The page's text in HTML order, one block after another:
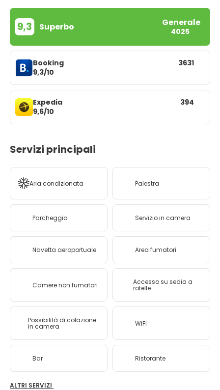
9,3 Superbo Generale
4025
Booking
9,3/10
3631
Expedia
9,6/10
394
Servizi principali
Aria condizionata Palestra
Parcheggio Servizio in camera
Navetta aeroportuale Area fumatori
Camere non fumatori Accesso su sedia a
rotelle
Possibilità di colazione
in camera WiFi
Bar Ristorante
ALTRI SERVIZI